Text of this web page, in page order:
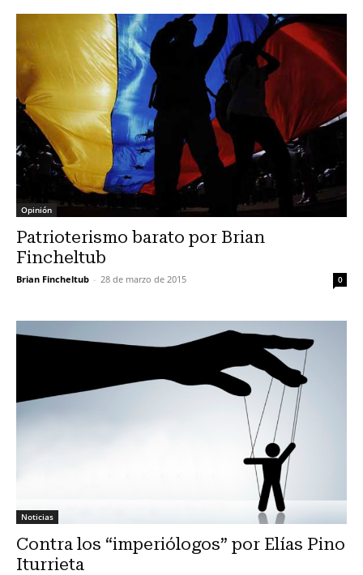
Opinión
Patrioterismo barato por Brian
Fincheltub
Brian Fincheltub - 28 de marzo de 2015 0
Noticias
Contra los “imperiólogos” por Elías Pino
Iturrieta